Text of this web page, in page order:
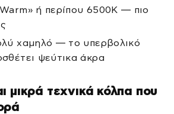
ή περίπου 6500K — πιο
χαμηλό — το υπερβολικό
ψεύτικα άκρα
μικρά τεχνικά κόλπα που